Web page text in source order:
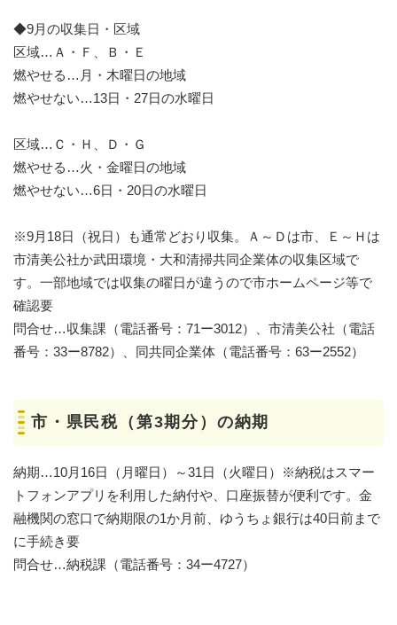
◆9月の収集日・区域
区域…Ａ・Ｆ、Ｂ・Ｅ
燃やせる…月・木曜日の地域
燃やせない…13日・27日の水曜日
区域…Ｃ・Ｈ、Ｄ・Ｇ
燃やせる…火・金曜日の地域
燃やせない…6日・20日の水曜日
※9月18日（祝日）も通常どおり収集。Ａ～Ｄは市、Ｅ～Ｈは
市清美公社か武田環境・大和清掃共同企業体の収集区域で
す。一部地域では収集の曜日が違うので市ホームページ等で
確認要
問合せ…収集課（電話番号：71ー3012）、市清美公社（電話
番号：33ー8782）、同共同企業体（電話番号：63ー2552）
市・県民税（第3期分）の納期
納期…10月16日（月曜日）～31日（火曜日）※納税はスマー
トフォンアプリを利用した納付や、口座振替が便利です。金
融機関の窓口で納期限の1か月前、ゆうちょ銀行は40日前まで
に手続き要
問合せ…納税課（電話番号：34ー4727）